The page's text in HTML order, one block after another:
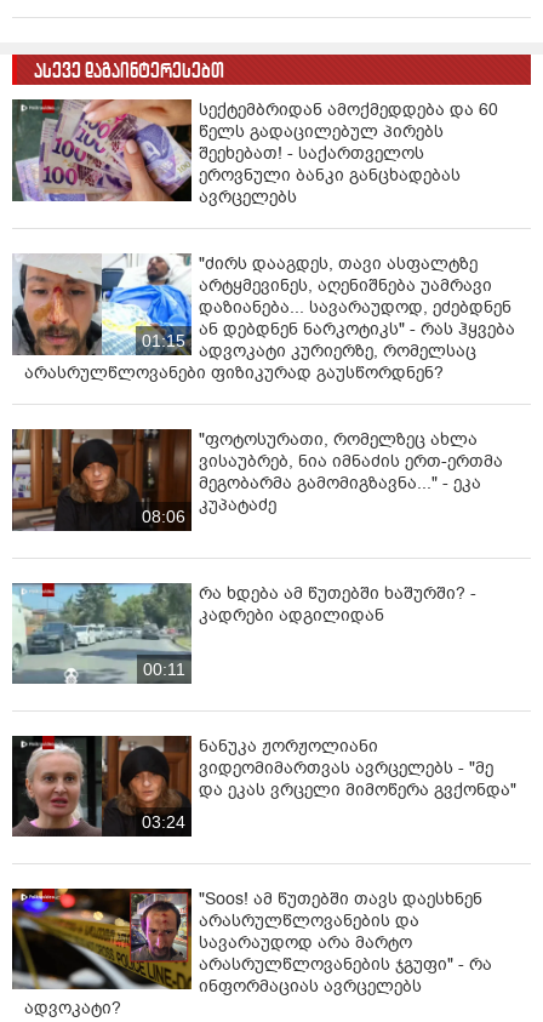
ასევე დაგაინტერესებთ
სექტემბრიდან ამოქმედდება და 60
წელს გადაცილებულ პირებს
შეეხებათ! - საქართველოს
ეროვნული ბანკი განცხადებას
ავრცელებს
01:15
"ძირს დააგდეს, თავი ასფალტზე
არტყმევინეს, აღენიშნება უამრავი
დაზიანება... სავარაუდოდ, ეძებდნენ
ან დებდნენ ნარკოტიკს" - რას ჰყვება
ადვოკატი კურიერზე, რომელსაც
არასრულწლოვანები ფიზიკურად გაუსწორდნენ?
08:06
"ფოტოსურათი, რომელზეც ახლა
ვისაუბრებ, ნია იმნაძის ერთ-ერთმა
მეგობარმა გამომიგზავნა..." - ეკა
კუპატაძე
00:11
რა ხდება ამ წუთებში ხაშურში? -
კადრები ადგილიდან
03:24
ნანუკა ჟორჟოლიანი
ვიდეომიმართვას ავრცელებს - "მე
და ეკას ვრცელი მიმოწერა გვქონდა"
"Soos! ამ წუთებში თავს დაესხნენ
არასრულწლოვანების და
სავარაუდოდ არა მარტო
არასრულწლოვანების ჯგუფი" - რა
ინფორმაციას ავრცელებს
ადვოკატი?